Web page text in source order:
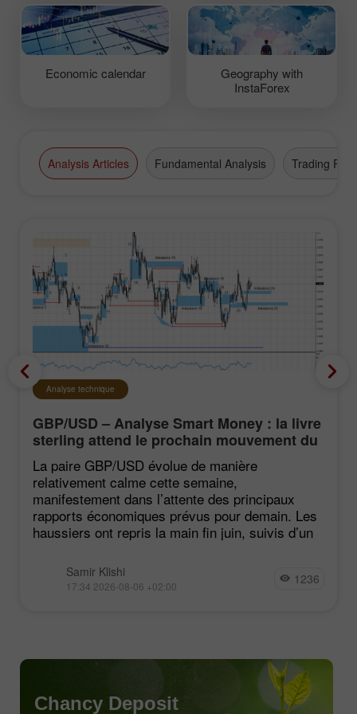
Economic calendar
Geography with
InstaForex
Analysis Articles Fundamental Analysis Trading Plan
Analyse technique
GBP/USD – Analyse Smart Money : la livre
sterling attend le prochain mouvement du
marché
La paire GBP/USD évolue de manière
relativement calme cette semaine,
manifestement dans l’attente des principaux
rapports économiques prévus pour demain. Les
haussiers ont repris la main fin juin, suivis d’un
Samir Klishi
17:34 2026-08-06 +02:00 1236
Chancy Deposit